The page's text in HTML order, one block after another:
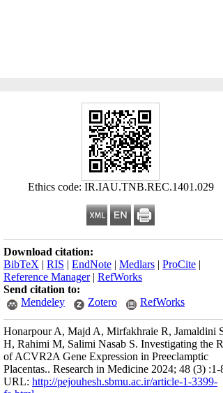
Ethics code: IR.IAU.TNB.REC.1401.029
Download citation:
BibTeX | RIS | EndNote | Medlars | ProCite |
Reference Manager| RefWorks
Send citation to:
Mendeley
Zotero RefWorks
Honarpour A, Majd A, Mirfakhraie R, Jamaldini
H, Rahimi M, Salimi Nasab S. Investigating the
of ACVR2A Gene Expression in Preeclamptic
Placentas.. Research in Medicine 2024; 48 (3) :1-
URL: http://pejouhesh.sbmu.ac.ir/article-1-3399-